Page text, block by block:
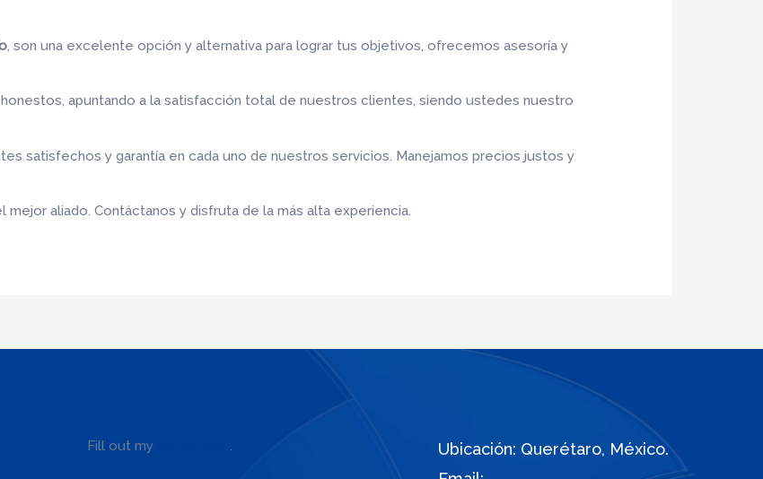
, son una excelente opción y alternativa para lograr tus objetivos, ofrecemos asesoría y
apuntando a la satisfacción total de nuestros clientes, siendo ustedes nuestro
satisfechos y garantía en cada uno de nuestros servicios. Manejamos precios justos y
aliado. Contáctanos y disfruta de la más alta experiencia.
Fill out my .
Ubicación: Querétaro, México.